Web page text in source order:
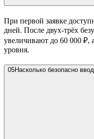
При первой заявке
дней. После двух-трёх
увеличивают до 60 000 ₽,
уровня.
05Насколько безопасно